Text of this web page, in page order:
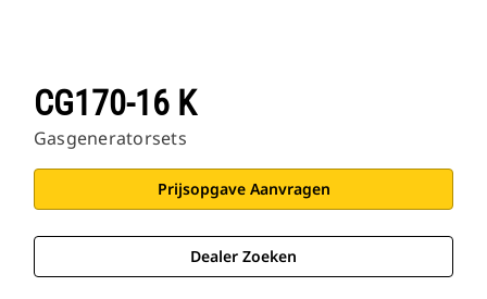
CG170-16 K
Gasgeneratorsets
Prijsopgave Aanvragen
Dealer Zoeken